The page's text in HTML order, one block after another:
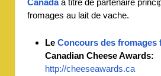
fromages au lait de vache.
Le Concours des fromages
Canadian Cheese Awards:
http://cheeseawards.ca